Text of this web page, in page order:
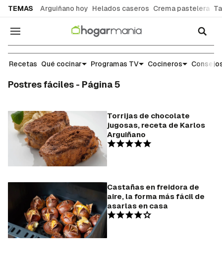
TEMAS Arguiñano hoy Helados caseros Crema pastelera
Navegación
Recetas Qué cocinar Programas TV Cocineros
Postres fáciles - Página 5
Torrijas de chocolate
jugosas, receta de Karlos
Arguiñano
Castañas en freidora de
aire, la forma más fácil de
asarlas en casa